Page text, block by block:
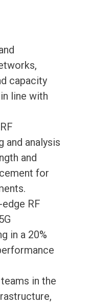
capacity
line with
and analysis
and
for
RF
in a 20%
in the